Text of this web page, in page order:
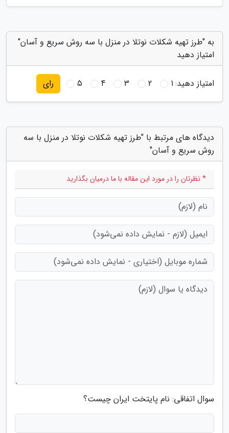
به "طرز تهیه شکلات نوتلا در منزل با سه روش سریع و آسان"
امتیاز دهید
امتیاز دهید:1
2
3
4
5 رای
دیدگاه های مرتبط با "طرز تهیه شکلات نوتلا در منزل با سه
روش سریع و آسان"
* نظرتان را در مورد این مقاله با ما درمیان بگذارید
سوال اتفاقی: نام پایتخت ایران چیست؟